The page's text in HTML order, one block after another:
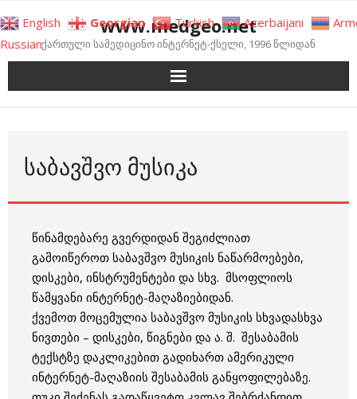
to
content
www.medgeo.net
ქართული სამედიცინო ინტერნეტ-ქსელი, 1996 წლიდან
ᲡᲐᲑᲐᲕᲨᲕᲝ ᲛᲣᲡᲘᲙᲐ
წინამდებარე გვერდიდან შეგიძლიათ
გამოიწეროთ საბავშვო მუსიკის ნაწარმოებები,
დისკები, ინსტრუმენტები და სხვ. მსოფლიოს
წამყვანი ინტერნეტ-მაღაზიებიდან.
ქვემოთ მოცემულია საბავშვო მუსიკის სხვადასხვა
ნივთები – დისკები, წიგნები და ა. შ. შესაბამის
ტექსტზე დაკლიკებით გადიხართ ამერიკული
ინტერნეტ-მაღაზიის შესაბამის განყოფილებაზე.
English Georgian Turkish Azerbaijani
Russian